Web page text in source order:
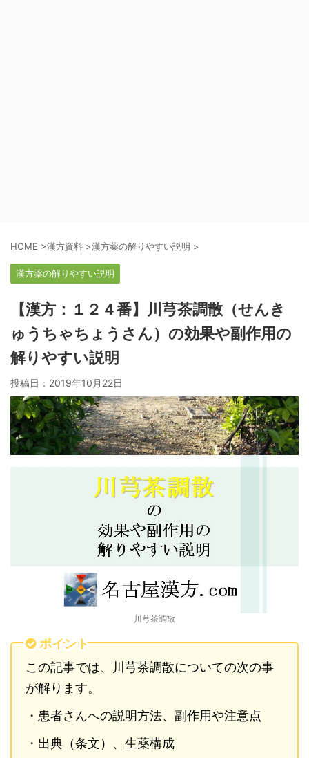
HOME >漢方資料 >漢方薬の解りやすい説明 >
漢方薬の解りやすい説明
【漢方：１２４番】川芎茶調散（せんき
ゅうちゃちょうさん）の効果や副作用の
解りやすい説明
投稿日： 2019年10月22日
川芎茶調散
ポイント
この記事では、川芎茶調散についての次の事
が解ります。
・患者さんへの説明方法、副作用や注意点
・出典（条文）、生薬構成